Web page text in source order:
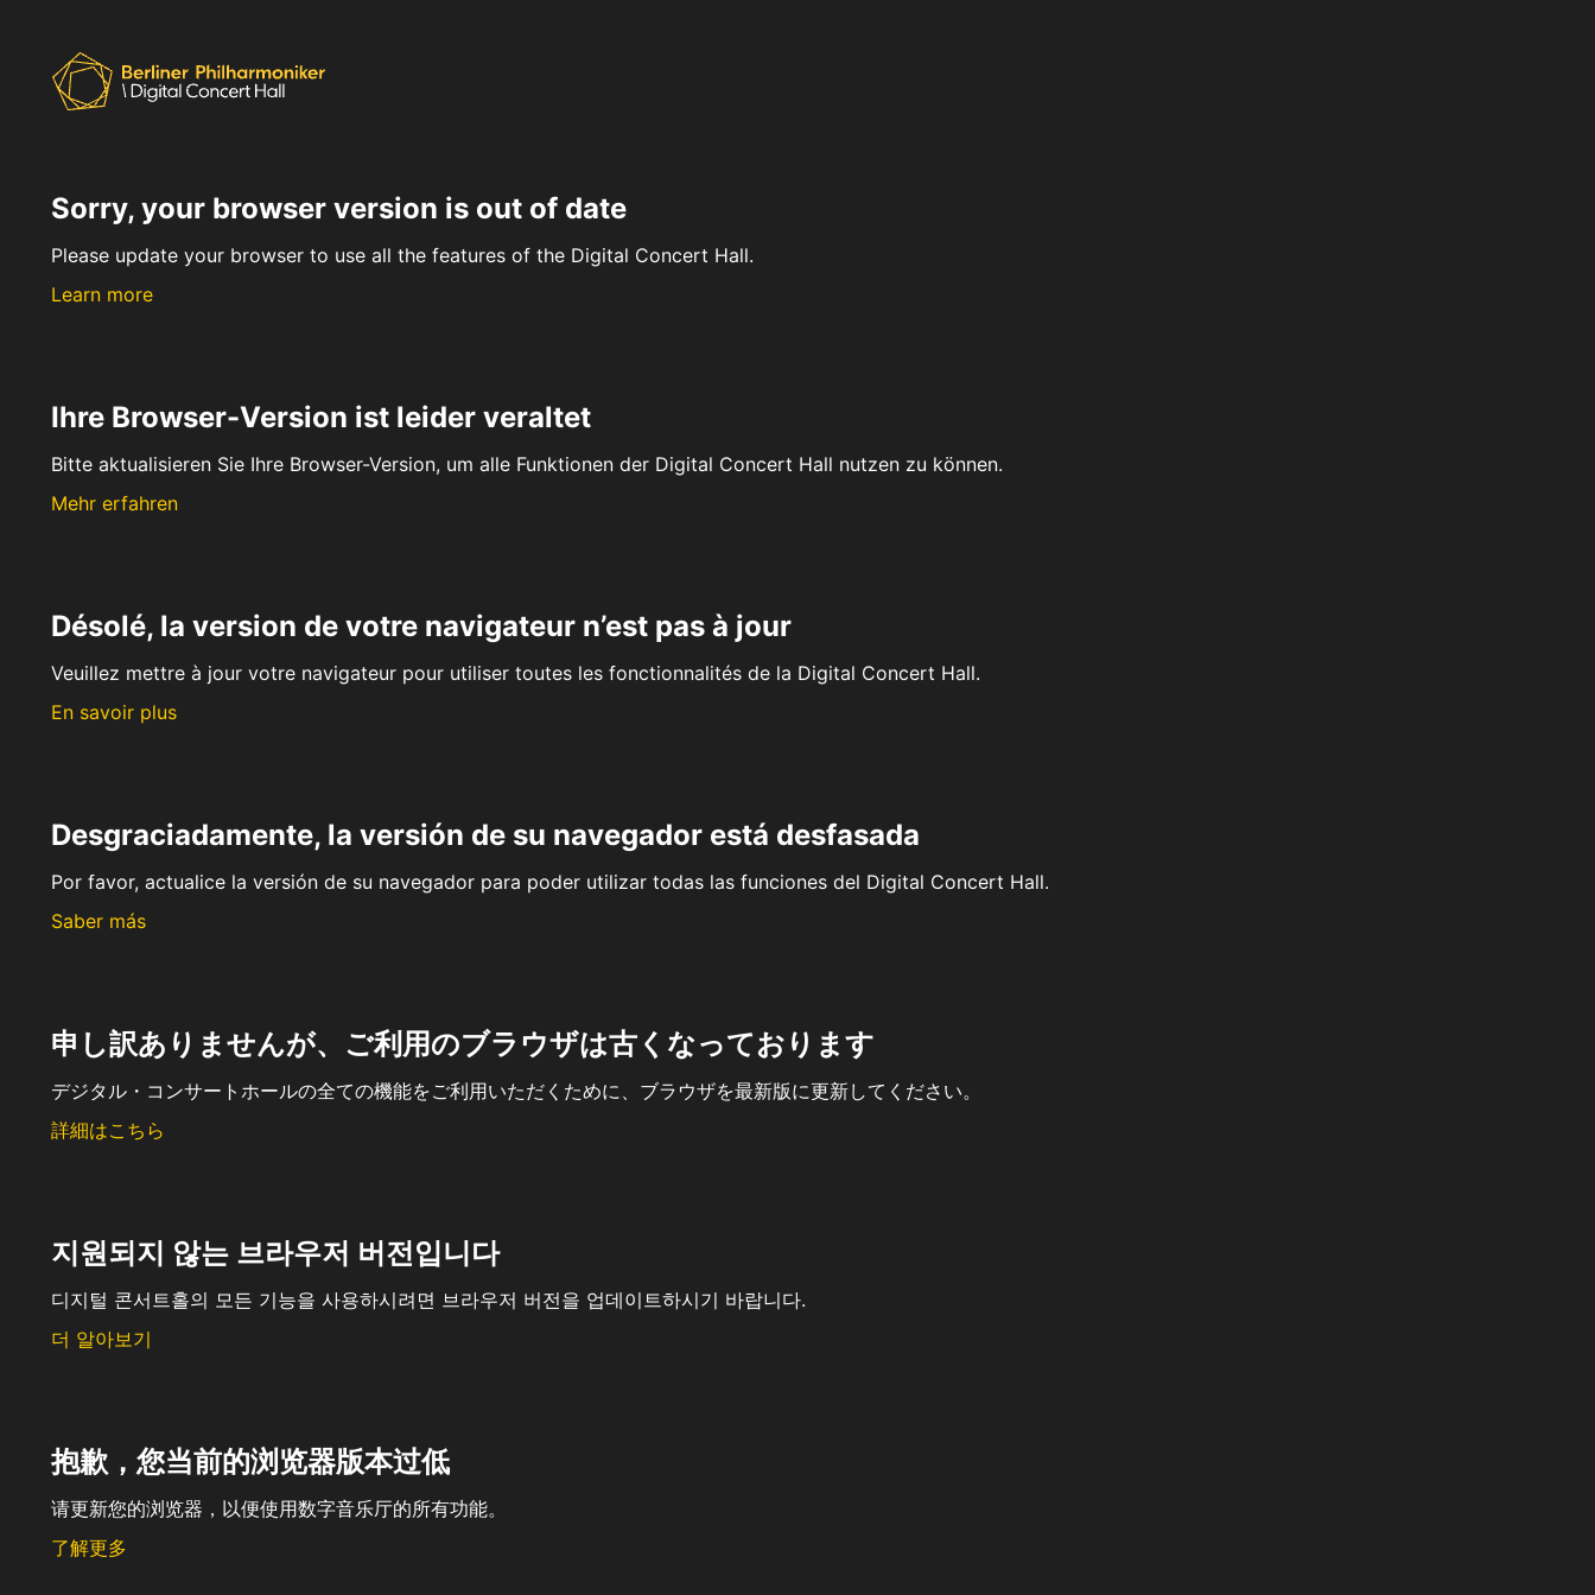
Sorry, your browser version is out of date
Please update your browser to use all the features of the Digital Concert Hall.
Learn more
Ihre Browser-Version ist leider veraltet
Bitte aktualisieren Sie Ihre Browser-Version, um alle Funktionen der Digital Concert Hall nutzen zu können.
Mehr erfahren
Désolé, la version de votre navigateur n’est pas à jour
Veuillez mettre à jour votre navigateur pour utiliser toutes les fonctionnalités de la Digital Concert Hall.
En savoir plus
Desgraciadamente, la versión de su navegador está desfasada
Por favor, actualice la versión de su navegador para poder utilizar todas las funciones del Digital Concert Hall.
Saber más
申し訳ありませんが、ご利用のブラウザは古くなっております
デジタル・コンサートホールの全ての機能をご利用いただくために、ブラウザを最新版に更新してください。
詳細はこちら
지원되지 않는 브라우저 버전입니다
디지털 콘서트홀의 모든 기능을 사용하시려면 브라우저 버전을 업데이트하시기 바랍니다.
더 알아보기
抱歉，您当前的浏览器版本过低
请更新您的浏览器，以便使用数字音乐厅的所有功能。
了解更多